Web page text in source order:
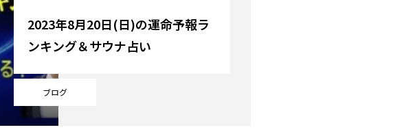
ブログ
2023年8月20日(日)の運命予報ラ
ンキング＆サウナ占い